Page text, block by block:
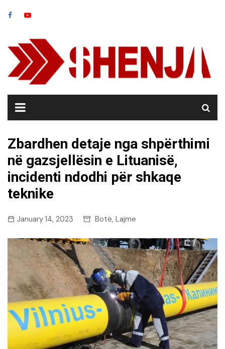
Zbardhen detaje nga shpërthimi
në gazsjellësin e Lituanisë,
incidenti ndodhi për shkaqe
teknike
January 14, 2023 Botë, Lajme